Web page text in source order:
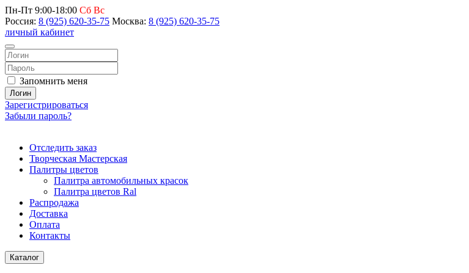
Пн-Пт 9:00-18:00 Сб Вс
Россия: 8 (925) 620-35-75 Москва: 8 (925) 620-35-75
личный кабинет
Запомнить меня
Логин
Зарегистрироваться
Забыли пароль?
Отследить заказ
Творческая Мастерская
Палитры цветов
Палитра автомобильных красок
Палитра цветов Ral
Распродажа
Доставка
Оплата
Контакты
Каталог